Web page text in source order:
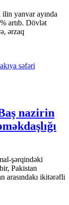
yanvar ayında
artıb. Dövlət
ərzaq
nazirin
şərqindəki
Pakistan
arasındakı ikitərəfli